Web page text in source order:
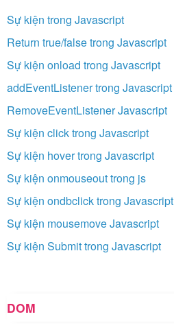
Sự kiện trong Javascript
Return true/false trong Javascript
Sự kiện onload trong Javascript
addEventListener trong Javascript
RemoveEventListener Javascript
Sự kiện click trong Javascript
Sự kiện hover trong Javascript
Sự kiện onmouseout trong js
Sự kiện ondbclick trong Javascript
Sự kiện mousemove Javascript
Sự kiện Submit trong Javascript
DOM